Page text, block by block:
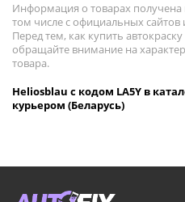
Информация о товарах получена
том числе с официальных сайтов
Перед тем, как купить
обращайте внимание на
товара.
Heliosblau с кодом LA5Y в
курьером (Беларусь)